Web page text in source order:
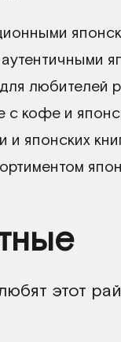
любителей
кофе и
и японских
этот